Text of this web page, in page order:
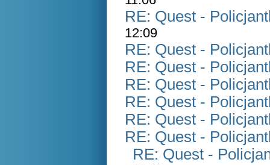
RE: Quest -
12:09
RE: Quest -
RE: Quest -
RE: Quest -
RE: Quest -
RE: Quest -
RE: Quest -
RE: Quest -